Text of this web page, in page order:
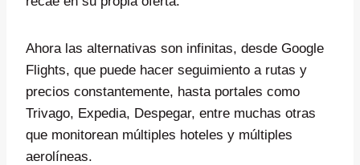
Ahora las alternativas son infinitas, desde Google
Flights, que puede hacer seguimiento a rutas y
precios constantemente, hasta portales como
Trivago, Expedia, Despegar, entre muchas otras
que monitorean múltiples hoteles y múltiples
aerolíneas.